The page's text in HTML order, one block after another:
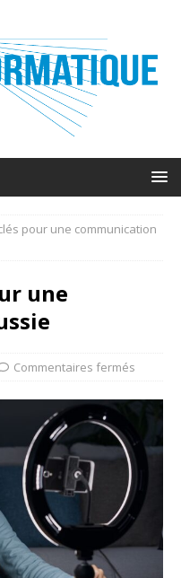
pour une communication
une
Commentaires fermés